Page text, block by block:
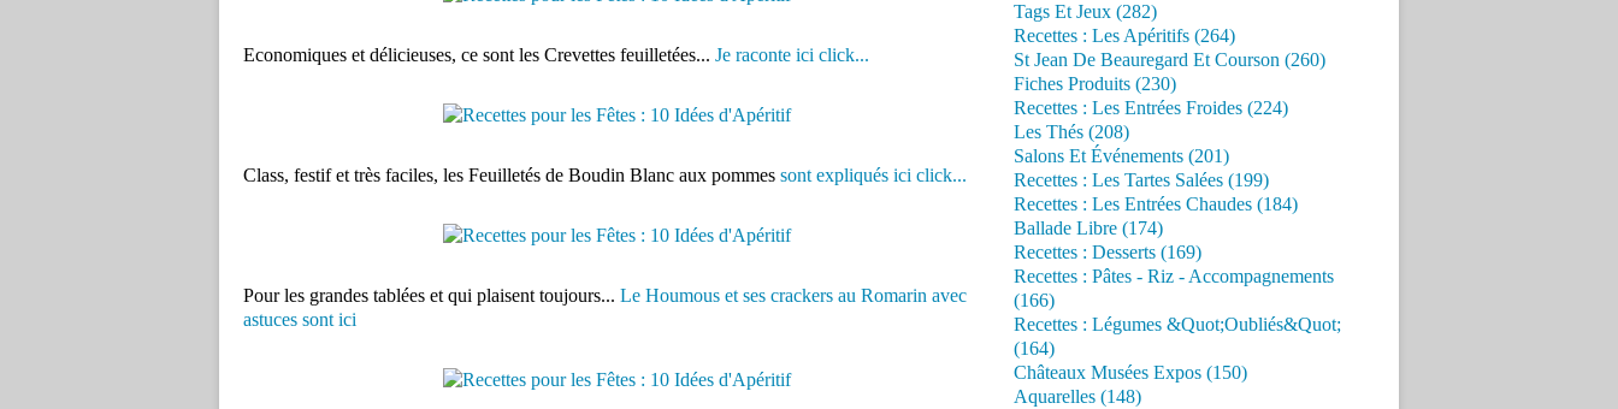
Economiques et délicieuses, ce sont les Crevettes feuilletées... Je raconte ici click...
Class, festif et très faciles, les Feuilletés de Boudin Blanc aux pommes sont expliqués ici click...
Pour les grandes tablées et qui plaisent toujours... Le Houmous et ses crackers au Romarin avec
astuces sont ici
Tags Et Jeux (282)
Recettes : Les Apéritifs (264)
St Jean De Beauregard Et Courson (260)
Fiches Produits (230)
Recettes : Les Entrées Froides (224)
Les Thés (208)
Salons Et Événements (201)
Recettes : Les Tartes Salées (199)
Recettes : Les Entrées Chaudes (184)
Ballade Libre (174)
Recettes : Desserts (169)
Recettes : Pâtes - Riz - Accompagnements
(166)
Recettes : Légumes &Quot;Oubliés&Quot;
(164)
Châteaux Musées Expos (150)
Aquarelles (148)